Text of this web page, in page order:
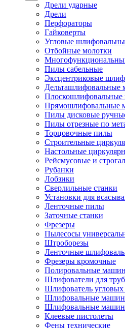
Дрели ударные
Дрели
Перфораторы
Гайковерты
Угловые
Отбойные молотки
Пилы сабельные
Эксцентриковые
Прямошлифовальные
Пилы дисковые
Пилы отрезные по
Торцовочные пилы
Строительные
Настольные
Рейсмусовые и
Рубанки
Лобзики
Сверлильные станки
Установки для
Ленточные пилы
Заточные станки
Фрезеры
Пылесосы
Штроборезы
Ленточные
Фрезеры кромочные
Полировальные
Шлифователи для труб
Шлифователь
Шлифовальные
Шлифовальные
Клеевые пистолеты
Фены технические